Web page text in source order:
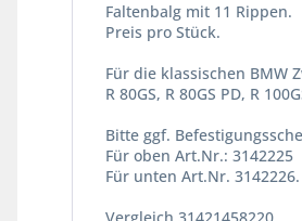
Faltenbalg mit 11 Rippen.
Preis pro Stück.
Für die klassischen BMW
R 80GS, R 80GS PD, R
Bitte ggf.
Für oben Art.Nr.: 3142225
Für unten Art.Nr. 3142226.